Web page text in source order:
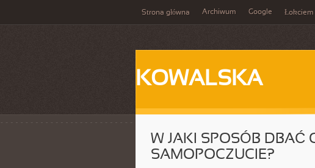
Strona główna Archiwum Google Łokciem
KOWALSKA
W JAKI SPOSÓB DBAĆ
SAMOPOCZUCIE?